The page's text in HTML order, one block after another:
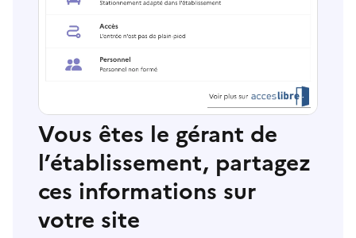
Vous êtes le gérant de
l’établissement, partagez
ces informations sur
votre site